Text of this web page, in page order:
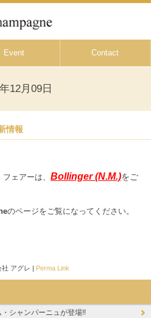
Event Contact
12月09日
情報
ェアーは、 Bollinger (N.M.)をご
のページをご覧になってください。
社 アグレ Perma Link
シャンパーニュが登場!!